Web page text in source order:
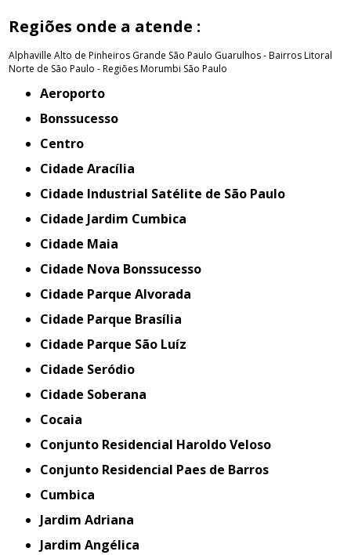
Regiões onde a atende :
Alphaville Alto de Pinheiros Grande São Paulo Guarulhos - BairrosLitoral
Norte de São Paulo - RegiõesMorumbi São Paulo
Aeroporto
Bonssucesso
Centro
Cidade Aracília
Cidade Industrial Satélite de São Paulo
Cidade Jardim Cumbica
Cidade Maia
Cidade Nova Bonssucesso
Cidade Parque Alvorada
Cidade Parque Brasília
Cidade Parque São Luíz
Cidade Seródio
Cidade Soberana
Cocaia
Conjunto Residencial Haroldo Veloso
Conjunto Residencial Paes de Barros
Cumbica
Jardim Adriana
Jardim Angélica